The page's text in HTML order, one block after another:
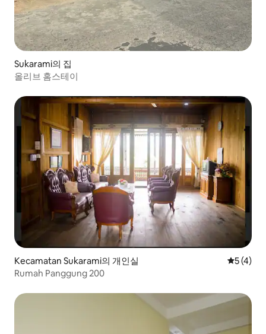
Sukarami의 집
올리브 홈스테이
Kecamatan Sukarami의 개인실 평점 5점
5 (4)
Rumah Panggung 200